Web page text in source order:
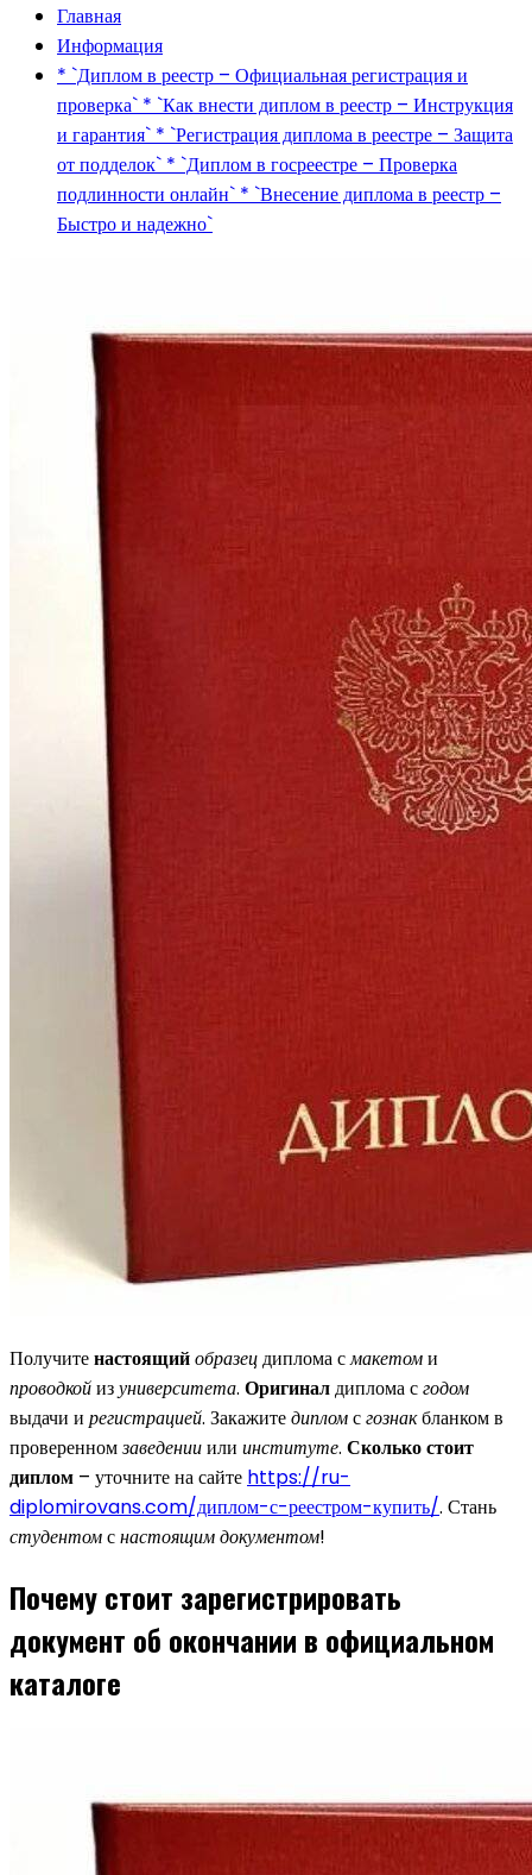
Главная
Информация
* `Диплом в реестр – Официальная регистрация и
проверка` * `Как внести диплом в реестр – Инструкция
и гарантия` * `Регистрация диплома в реестре – Защита
от подделок` * `Диплом в госреестре – Проверка
подлинности онлайн` * `Внесение диплома в реестр –
Быстро и надежно`
Получитенастоящийобразецдиплома смакетоми
проводкойизуниверситета. Оригиналдиплома сгодом
выдачи и регистрацией. Закажитедипломсгознакбланком в
проверенномзаведенииили институте. Сколько стоит
диплом – уточните на сайте https://ru-
diplomirovans.com/диплом-с-реестром-купить/. Стань
студентомснастоящимдокументом!
Почему стоит зарегистрировать
документ об окончании в официальном
каталоге